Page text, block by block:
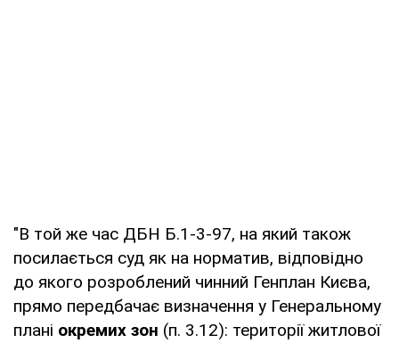
"В той же час ДБН Б.1-3-97, на який також
посилається суд як на норматив, відповідно
до якого розроблений чинний Генплан Києва,
прямо передбачає визначення у Генеральному
плані окремих зон (п. 3.12): території житлової